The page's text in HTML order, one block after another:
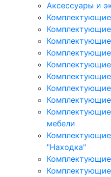
Аксессуары и
Комплектующие
мебели
"Находка"